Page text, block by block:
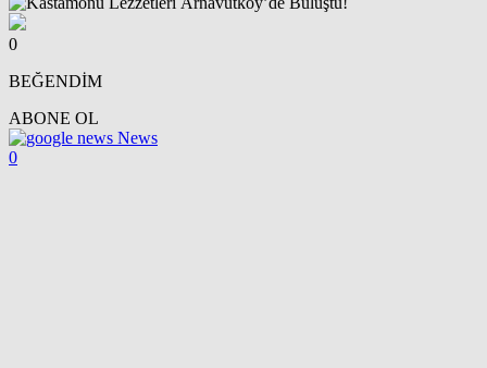
0
BEĞENDİM
ABONE OL
News
0